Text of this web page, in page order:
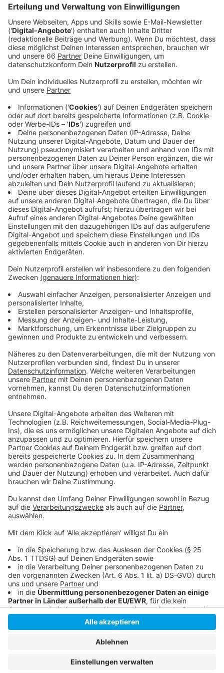
Anzeige
In zehn Nächten wird gearbeitet
Anzeige
Als erstes werden die alten Betonmasten
ausgetauscht, anschließend werden die Oberleitungen
erneuert. Die Arbeiten starten am Sonntag
(22.02.2026). In den kommenden zwei Wochen wird
dann in zehn Nächten gearbeitet, jeweils ab 21 Uhr. Die
Bahnen enden in Richtung Krefeld bereits an der
Haltestelle "Lörick". Von dort aus geht es dann mit
Bussen bis nach Krefeld. Insgesamt dauern die
Arbeiten an der gesamten Anlage drei Jahre. Die
Rheinbahn versucht die Strecke hauptsächlich nachts
zu sperren.
Anzeige
Weitere Infos und Links zum Thema:
Anzeige
Ausführliche Infos zu den Arbeiten
Rheinbahn-Pressemitteilung
Haltestelle "Sandberg" gesperrt
Folge uns für mehr News & Updates:
Anzeige
Anzeige
Anzeige